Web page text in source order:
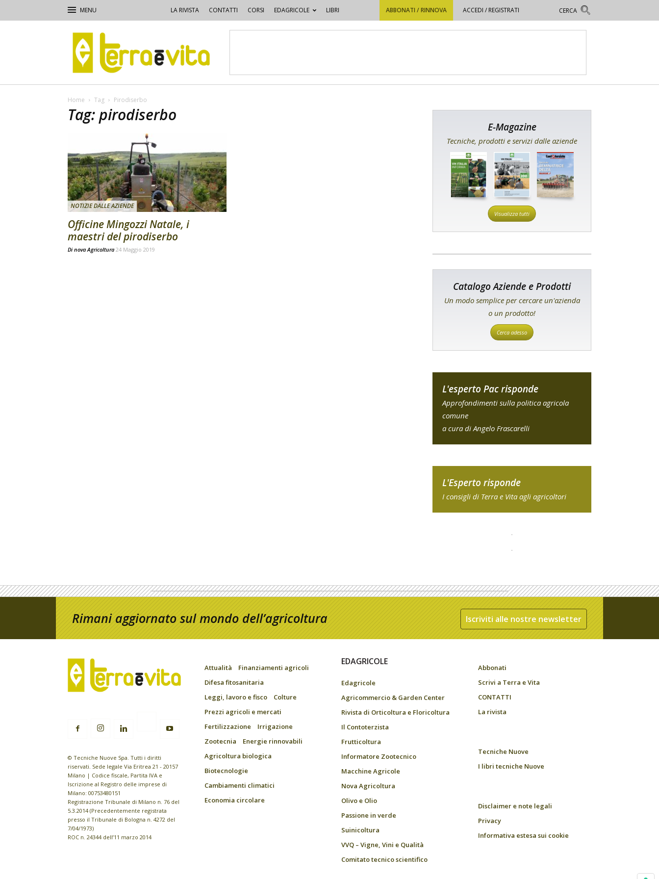
LA RIVISTA CONTATTI CORSI EDAGRICOLE LIBRI ABBONATI / RINNOVA ACCEDI / REGISTRATI
Terra
e
Vita
Home Tag Pirodiserbo
Tag: pirodiserbo
NOTIZIE DALLE AZIENDE
Officine Mingozzi Natale, i
maestri del pirodiserbo
Di nova Agricoltura 24 Maggio 2019
E-Magazine
Tecniche, prodotti e servizi dalle aziende
Visualizza tutti
Catalogo Aziende e Prodotti
Un modo semplice per cercare un'azienda
o un prodotto!
Cerca adesso
L'esperto Pac risponde
Approfondimenti sulla politica agricola
comune
a cura di Angelo Frascarelli
L'Esperto risponde
I consigli di Terra e Vita agli agricoltori
Rimani aggiornato sul mondo dell’agricoltura Iscriviti alle nostre newsletter
© Tecniche Nuove Spa. Tutti i diritti
riservati. Sede legale Via Eritrea 21 - 20157
Milano | Codice fiscale, Partita IVA e
Iscrizione al Registro delle imprese di
Milano: 00753480151
Registrazione Tribunale di Milano n. 76 del
5.3.2014 (Precedentemente registrata
presso il Tribunale di Bologna n. 4272 del
7/04/1973)
ROC n. 24344 dell’11 marzo 2014
Attualità
Finanziamenti agricoli
Difesa fitosanitaria
Leggi, lavoro e fisco
Colture
Prezzi agricoli e mercati
Fertilizzazione
Irrigazione
Zootecnia
Energie rinnovabili
Agricoltura biologica
Biotecnologie
Cambiamenti climatici
Economia circolare
EDAGRICOLE
Edagricole
Agricommercio & Garden Center
Rivista di Orticoltura e Floricoltura
Il Contoterzista
Frutticoltura
Informatore Zootecnico
Macchine Agricole
Nova Agricoltura
Olivo e Olio
Passione in verde
Suinicoltura
VVQ – Vigne, Vini e Qualità
Comitato tecnico scientifico
Abbonati
Scrivi a Terra e Vita
CONTATTI
La rivista
Tecniche Nuove
I libri tecniche Nuove
Disclaimer e note legali
Privacy
Informativa estesa sui cookie